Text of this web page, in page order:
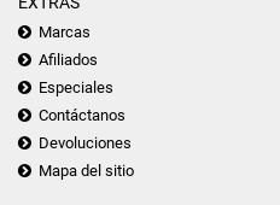
Marcas
Afiliados
Especiales
Contáctanos
Devoluciones
Mapa del sitio